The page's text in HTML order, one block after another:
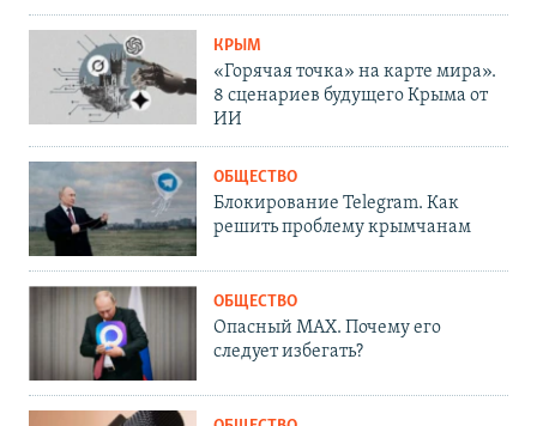
КРЫМ
«Горячая точка» на карте мира».
8 сценариев будущего Крыма от
ИИ
ОБЩЕСТВО
Блокирование Telegram. Как
решить проблему крымчанам
ОБЩЕСТВО
Опасный MAX. Почему его
следует избегать?